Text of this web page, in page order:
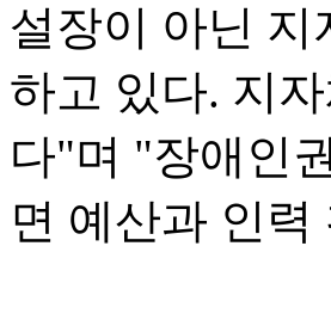
설장이 아닌
하고 있다. 지
다"며 "장애인
면 예산과 인